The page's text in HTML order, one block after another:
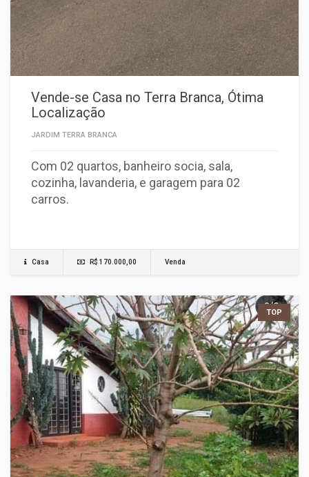
Vende-se Casa no Terra Branca, Ótima
Localização
JARDIM TERRA BRANCA
Com 02 quartos, banheiro socia, sala,
cozinha, lavanderia, e garagem para 02
carros.
Casa R$ 170.000,00 Venda
TOP